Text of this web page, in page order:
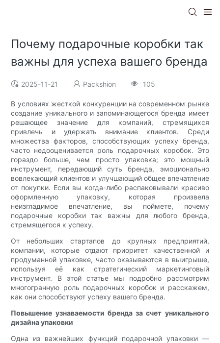
Почему подарочные коробки так
важны для успеха вашего бренда
2025-11-21 Packshion 105
В условиях жесткой конкуренции на современном рынке
создание уникального и запоминающегося бренда имеет
решающее значение для компаний, стремящихся
привлечь и удержать внимание клиентов. Среди
множества факторов, способствующих успеху бренда,
часто недооценивается роль подарочных коробок. Это
гораздо больше, чем просто упаковка; это мощный
инструмент, передающий суть бренда, эмоционально
вовлекающий клиентов и улучшающий общее впечатление
от покупки. Если вы когда-либо распаковывали красиво
оформленную упаковку, которая произвела
неизгладимое впечатление, вы поймете, почему
подарочные коробки так важны для любого бренда,
стремящегося к успеху.
От небольших стартапов до крупных предприятий,
компании, которые отдают приоритет качественной и
продуманной упаковке, часто оказываются в выигрыше,
используя её как стратегический маркетинговый
инструмент. В этой статье мы подробно рассмотрим
многогранную роль подарочных коробок и расскажем,
как они способствуют успеху вашего бренда.
Повышение узнаваемости бренда за счет уникального
дизайна упаковки
Одна из важнейших функций подарочной упаковки —